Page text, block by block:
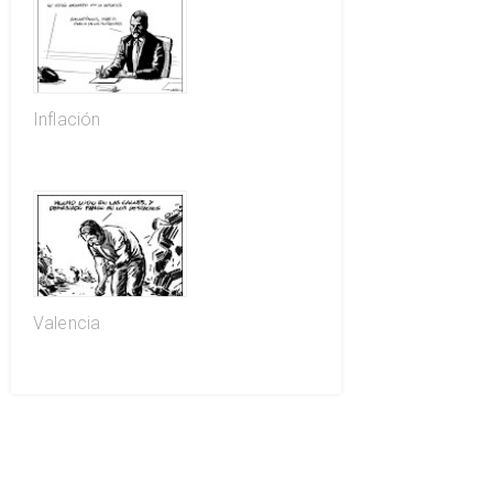
Inflación
Valencia